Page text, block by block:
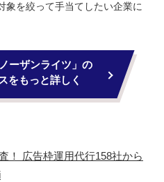
象を絞って手当てしたい企業に
ーザンライツ」の
をもっと詳しく
！ 広告枠運用代行158社から